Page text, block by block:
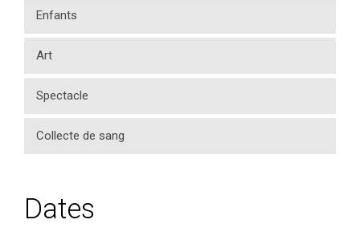
Enfants
Art
Spectacle
Collecte de sang
Dates